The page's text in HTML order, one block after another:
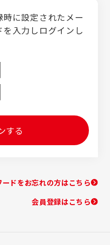
に設定されたメー
入力しログインし
する
ードをお忘れの方はこちら
会員登録はこちら